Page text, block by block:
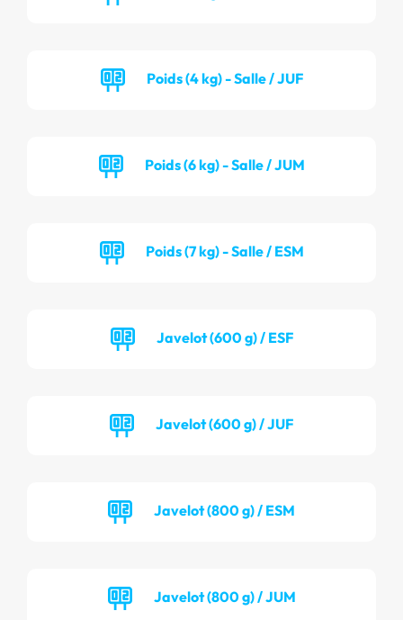
Poids (4 kg) - Salle / JUF
Poids (6 kg) - Salle / JUM
Poids (7 kg) - Salle / ESM
Javelot (600 g) / ESF
Javelot (600 g) / JUF
Javelot (800 g) / ESM
Javelot (800 g) / JUM